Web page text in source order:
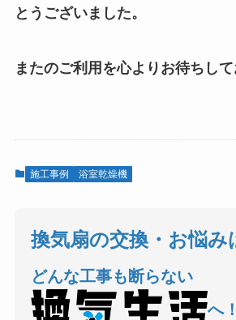
とうございました。
またのご利用を心よりお待ちして
施工事例 浴室乾燥機
換気扇の交換・お悩み
どんな工事も断らない
へ！